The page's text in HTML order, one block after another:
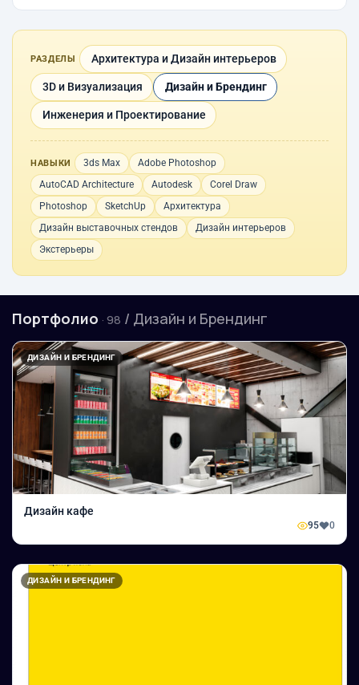
РАЗДЕЛЫ Архитектура и Дизайн интерьеров
3D и Визуализация Дизайн и Брендинг
Инженерия и Проектирование
НАВЫКИ 3ds Max
Adobe Photoshop
AutoCAD Architecture
Autodesk
Corel Draw
Photoshop
SketchUp
Архитектура
Дизайн выставочных стендов
Дизайн интерьеров
Экстерьеры
Портфолио · 98 / Дизайн и Брендинг
ДИЗАЙН И БРЕНДИНГ
Дизайн кафе
95 0
ДИЗАЙН И БРЕНДИНГ